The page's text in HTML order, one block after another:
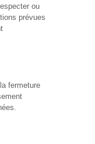
ou
prévues
fermeture